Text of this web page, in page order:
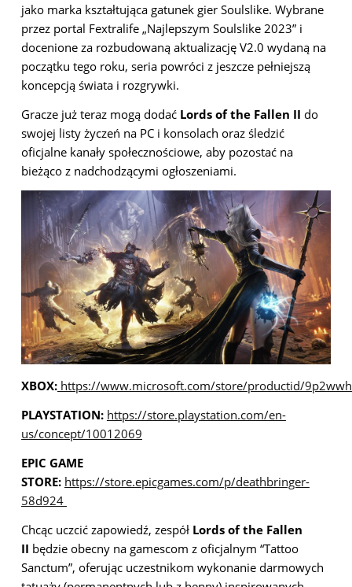
jako marka kształtująca gatunek gier Soulslike. Wybrane
przez portal Fextralife „Najlepszym Soulslike 2023” i
docenione za rozbudowaną aktualizację V2.0 wydaną na
początku tego roku, seria powróci z jeszcze pełniejszą
koncepcją świata i rozgrywki.
Gracze już teraz mogą dodać Lords of the Fallen II do
swojej listy życzeń na PC i konsolach oraz śledzić
oficjalne kanały społecznościowe, aby pozostać na
bieżąco z nadchodzącymi ogłoszeniami.
XBOX:https://www.microsoft.com/store/productid/
PLAYSTATION: https://store.playstation.com/en-
us/concept/10012069
EPIC GAME
STORE: https://store.epicgames.com/p/deathbringer-
58d924
Chcąc uczcić zapowiedź, zespół Lords of the Fallen
II będzie obecny na gamescom z oficjalnym “Tattoo
Sanctum”, oferując uczestnikom wykonanie darmowych